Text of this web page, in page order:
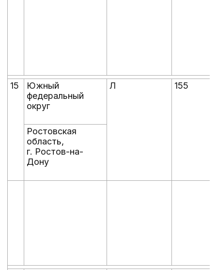
15
Южный
федеральный
округ
Л 155
Ростовская
область,
г. Ростов-на-
Дону